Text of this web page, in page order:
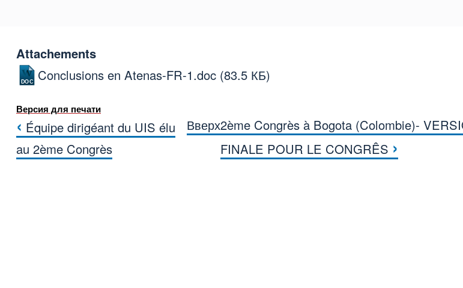
Attachements
Conclusions en Atenas-FR-1.doc (83.5 КБ)
Версия для печати
Перекрёстные ссылки книги для
‹ Équipe dirigéant du UIS élu
au 2ème Congrès
Вверх2ème Congrès à Bogota (Colombie)-
FINALE POUR LE CONGRÊS ›